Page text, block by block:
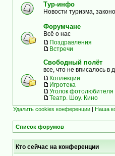
Тур-инфо
Новости туризма,
Форумчане
Всё о нас
Поздравления
Встречи
Свободный полёт
все, что не вписалось в
Коллекции
Игротека
Уголок фотолюбителя
Театр. Шоу. Кино
Удалить cookies конференции | Наша
Список форумов
Кто сейчас на конференции